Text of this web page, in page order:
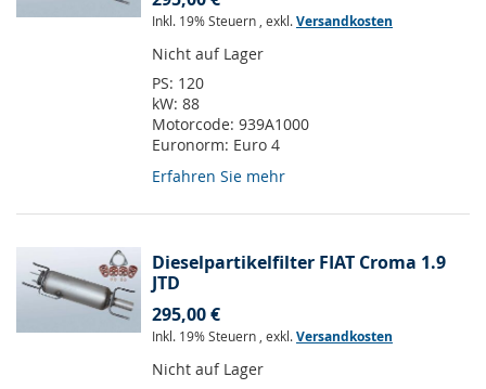
Inkl. 19% Steuern , exkl.Versandkosten
Nicht auf Lager
PS: 120
kW: 88
Motorcode: 939A1000
Euronorm: Euro 4
Erfahren Sie mehr
Dieselpartikelfilter FIAT Croma 1.9
JTD
295,00 €
Inkl. 19% Steuern , exkl.Versandkosten
Nicht auf Lager